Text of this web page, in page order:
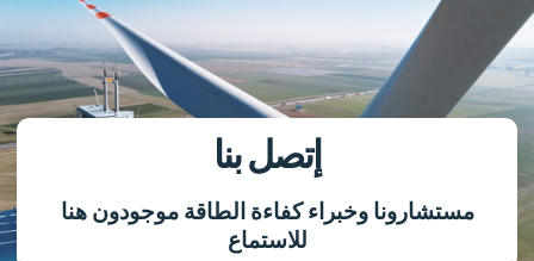
إتصل بنا
مستشارونا وخبراء كفاءة الطاقة موجودون هنا
للاستماع​